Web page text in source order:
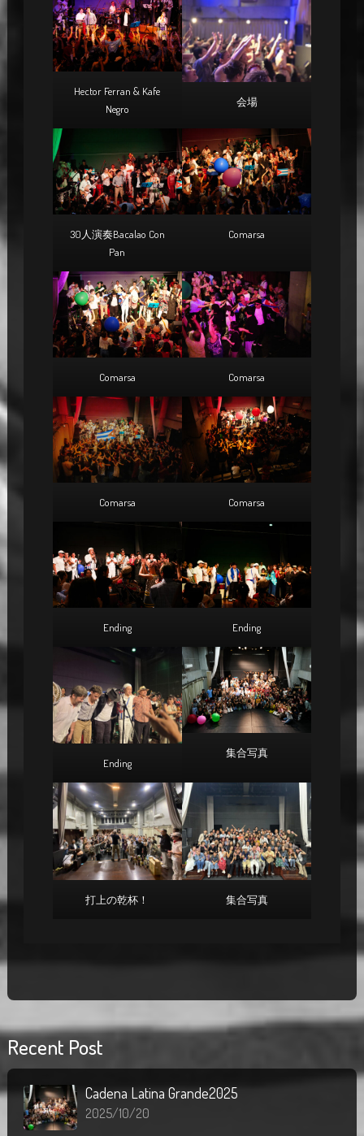
Hector Ferran & Kafe
Negro
会場
30人演奏Bacalao Con
Pan
Comarsa
Comarsa Comarsa
Comarsa Comarsa
Ending Ending
Ending
集合写真
打上の乾杯！ 集合写真
Recent Post
Cadena Latina Grande2025
2025/10/20